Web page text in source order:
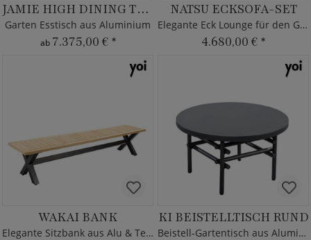
JAMIE HIGH DINING TISCH
Garten Esstisch aus Aluminium
ab 7.375,00 € *
NATSU ECKSOFA-SET
Elegante Eck Lounge für den Garten
4.680,00 € *
WAKAI BANK
Elegante Sitzbank aus Alu & Teak
KI BEISTELLTISCH RUND
Beistell-Gartentisch aus Aluminium